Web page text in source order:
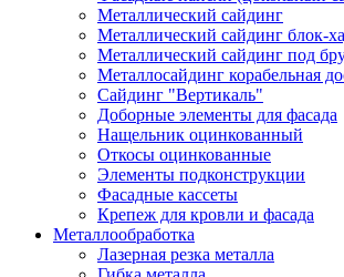
Металлический сайдинг
Металлический сайдинг блок-
Металлический сайдинг под
Металлосайдинг корабельная
Сайдинг "Вертикаль"
Доборные элементы для фасада
Нащельник оцинкованный
Откосы оцинкованные
Элементы подконструкции
Фасадные кассеты
Крепеж для кровли и фасада
Металлообработка
Лазерная резка металла